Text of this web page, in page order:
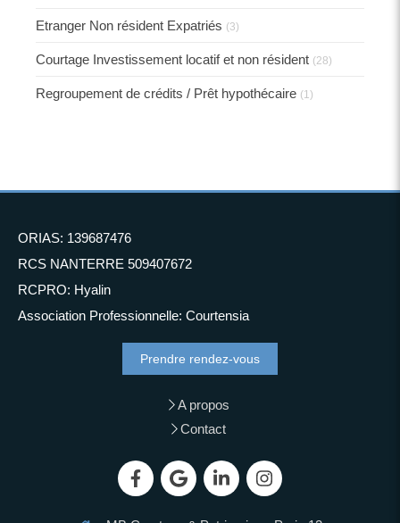
Etranger Non résident Expatriés (3)
Courtage Investissement locatif et non résident (28)
Regroupement de crédits / Prêt hypothécaire (1)
ORIAS: 139687476
RCS NANTERRE 509407672
RCPRO: Hyalin
Association Professionnelle: Courtensia
Prendre rendez-vous
A propos
Contact